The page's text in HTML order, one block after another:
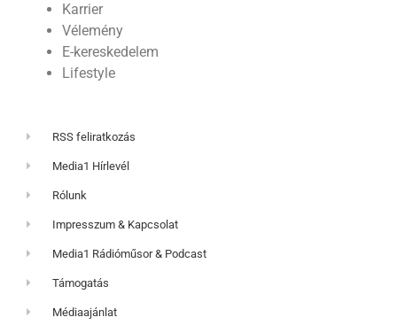
Karrier
Vélemény
E-kereskedelem
Lifestyle
RSS feliratkozás
Media1 Hírlevél
Rólunk
Impresszum & Kapcsolat
Media1 Rádióműsor & Podcast
Támogatás
Médiaajánlat